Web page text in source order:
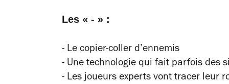
Les « - » :
- Le copier-coller d’ennemis
- Une technologie qui fait parfois des
- Les joueurs experts vont tracer leur